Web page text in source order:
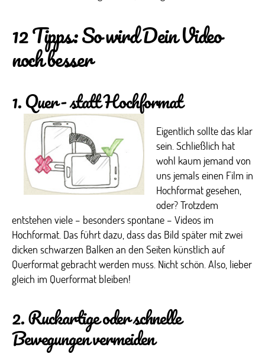
12 Tipps: So wird Dein Video
noch besser
1. Quer- statt Hochformat
Eigentlich sollte das klar
sein. Schließlich hat
wohl kaum jemand von
uns jemals einen Film in
Hochformat gesehen,
oder? Trotzdem
entstehen viele – besonders spontane – Videos im
Hochformat. Das führt dazu, dass das Bild später mit zwei
dicken schwarzen Balken an den Seiten künstlich auf
Querformat gebracht werden muss. Nicht schön. Also, lieber
gleich im Querformat bleiben!
2. Ruckartige oder schnelle
Bewegungen vermeiden